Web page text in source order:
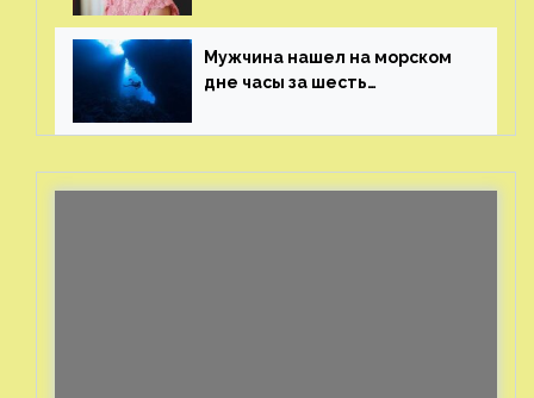
генерала
Мужчина нашел на морском
дне часы за шесть
с помощью пластиковых